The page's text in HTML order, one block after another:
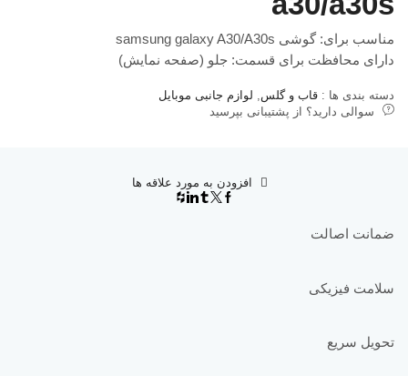
مناسب برای: گوشی samsung galaxy A30/A30s
دارای محافظت برای قسمت: جلو (صفحه نمایش)
دسته بندی ها : قاب و گلس, لوازم جانبی موبایل
سوالی دارید؟ از پشتیبانی بپرسید
افزودن به مورد علاقه ها
ضمانت اصالت
سلامت فیزیکی
تحویل سریع